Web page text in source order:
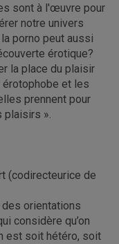
sont à l'œuvre pour
notre univers
porno peut aussi
érotique?
la place du plaisir
et les
prennent pour
plaisirs ».
(codirecteurice de
orientations
considère qu’on
est soit hétéro, soit